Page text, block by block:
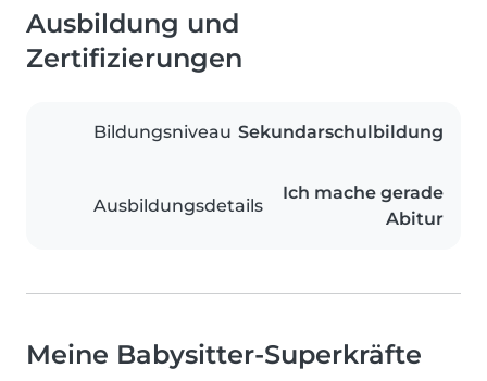
Ausbildung und
Zertifizierungen
Bildungsniveau Sekundarschulbildung
Ausbildungsdetails
Ich mache gerade
Abitur
Meine Babysitter-Superkräfte